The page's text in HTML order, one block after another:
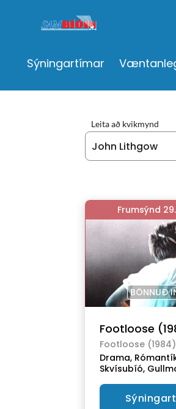
Sýningartímar
Leita að kvikmynd
Frumsýnd
BÖNNUÐ
Footloose
Footloose (1984)
Drama,
Skvísubíó,